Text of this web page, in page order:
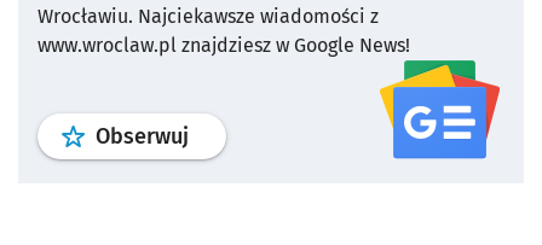
Wrocławiu. Najciekawsze wiadomości z
www.wroclaw.pl znajdziesz w Google News!
Obserwuj profil serwisu